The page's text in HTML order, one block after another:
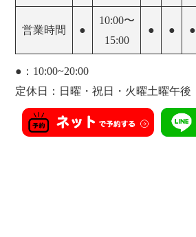
営業時間 ●
10:00〜
15:00
● ● ●
●：10:00~20:00
定休日：日曜・祝日・火曜土曜午後